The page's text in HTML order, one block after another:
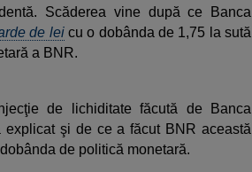
Scăderea vine după ce Banca
de leicu o dobânda de 1,75 la sută
a BNR.
de lichiditate făcută de Banca
şi de ce a făcut BNR această
de politică monetară.